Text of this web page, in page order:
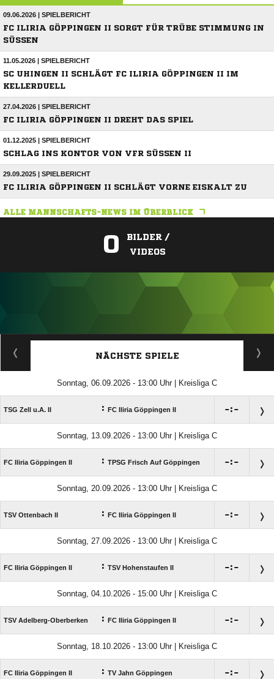
09.06.2026 | SPIELBERICHT
FC ILIRIA GÖPPINGEN II SORGT FÜR TRÜBE STIMMUNG IN
SÜSSEN
11.05.2026 | SPIELBERICHT
SC UHINGEN II SCHLÄGT FC ILIRIA GÖPPINGEN II IM
KELLERDUELL
27.04.2026 | SPIELBERICHT
FC ILIRIA GÖPPINGEN II DREHT DAS SPIEL
01.12.2025 | SPIELBERICHT
SCHLAG INS KONTOR VON VFR SÜSSEN II
29.09.2025 | SPIELBERICHT
FC ILIRIA GÖPPINGEN II SCHLÄGT VORNE EISKALT ZU
ALLE MANNSCHAFTS-NEWS IM ÜBERBLICK
0
BILDER /
VIDEOS
ANZEIGE
NÄCHSTE SPIELE
Sonntag, 06.09.2026 - 13:00 Uhr | Kreisliga C
TSG Zell u.A. II : FC Iliria Göppingen II :
Sonntag, 13.09.2026 - 13:00 Uhr | Kreisliga C
FC Iliria Göppingen II : TPSG Frisch Auf Göppingen :
Sonntag, 20.09.2026 - 13:00 Uhr | Kreisliga C
TSV Ottenbach II : FC Iliria Göppingen II :
Sonntag, 27.09.2026 - 13:00 Uhr | Kreisliga C
FC Iliria Göppingen II : TSV Hohenstaufen II :
Sonntag, 04.10.2026 - 15:00 Uhr | Kreisliga C
TSV Adelberg-Oberberken : FC Iliria Göppingen II :
Sonntag, 18.10.2026 - 13:00 Uhr | Kreisliga C
FC Iliria Göppingen II : TV Jahn Göppingen :